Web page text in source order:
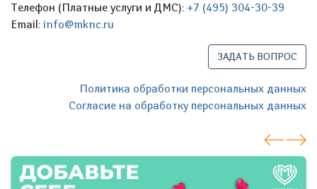
Телефон (Платные услуги и ДМС): +7 (495) 304-30-39
Email: info@mknc.ru
ЗАДАТЬ ВОПРОС
Политика обработки персональных данных
Согласие на обработку персональных данных